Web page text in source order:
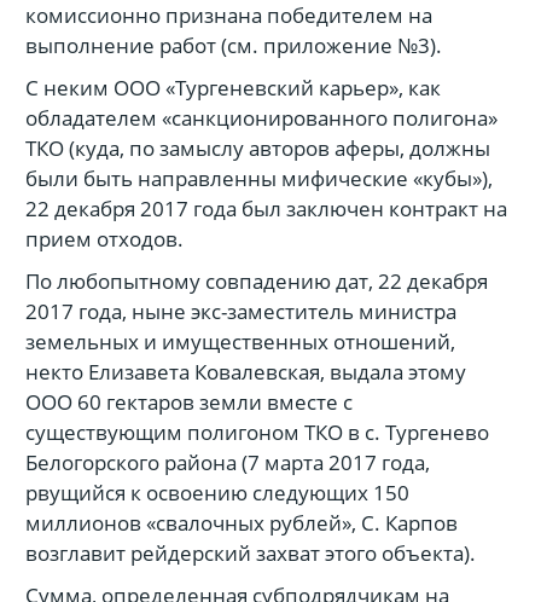
комиссионно признана победителем на
выполнение работ (см. приложение №3).
С неким ООО «Тургеневский карьер», как
обладателем «санкционированного полигона»
ТКО (куда, по замыслу авторов аферы, должны
были быть направленны мифические «кубы»),
22 декабря 2017 года был заключен контракт на
прием отходов.
По любопытному совпадению дат, 22 декабря
2017 года, ныне экс-заместитель министра
земельных и имущественных отношений,
некто Елизавета Ковалевская, выдала этому
ООО 60 гектаров земли вместе с
существующим полигоном ТКО в с. Тургенево
Белогорского района (7 марта 2017 года,
рвущийся к освоению следующих 150
миллионов «свалочных рублей», С. Карпов
возглавит рейдерский захват этого объекта).
Сумма, определенная субподрядчикам на